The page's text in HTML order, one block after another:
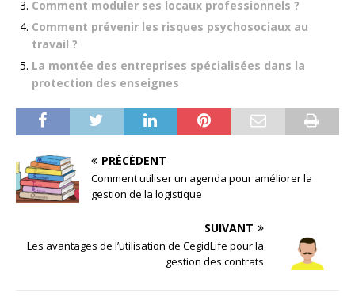
Comment moduler ses locaux professionnels ?
Comment prévenir les risques psychosociaux au
travail ?
La montée des entreprises spécialisées dans la
protection des enseignes
PRÉCÉDENT
Comment utiliser un agenda pour améliorer la
gestion de la logistique
SUIVANT
Les avantages de l’utilisation de CegidLife pour la
gestion des contrats